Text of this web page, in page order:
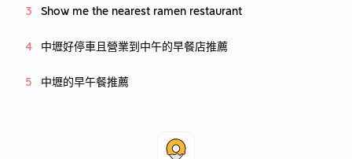
Show me the nearest ramen restaurant
中壢好停車且營業到中午的早餐店推薦
中壢的早午餐推薦